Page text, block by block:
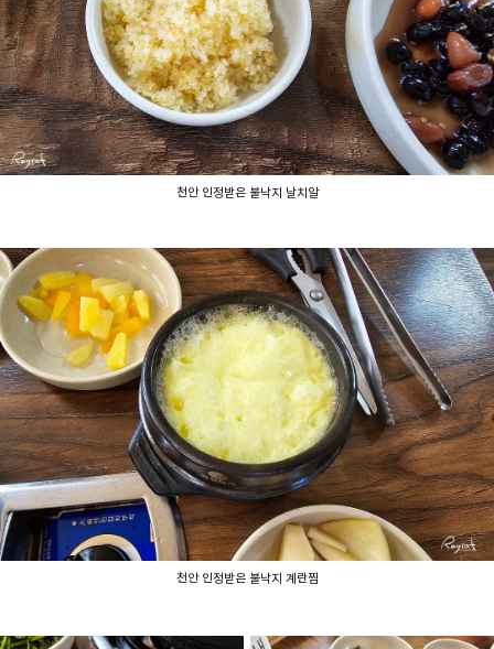
천안 인정받은 불낙지 날치알
천안 인정받은 불낙지 계란찜